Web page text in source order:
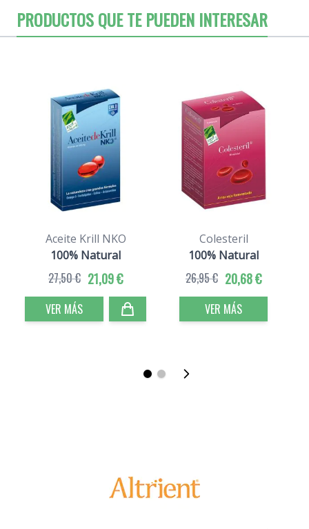
PRODUCTOS QUE TE PUEDEN INTERESAR
Aceite Krill NKO
100% Natural
21,09 €
27,50 €
VER MÁS
Colesteril
100% Natural
20,68 €
26,95 €
VER MÁS